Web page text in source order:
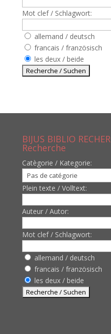
Mot clef / Schlagwort:
allemand / deutsch
francais / französisch
les deux / beide
BIJUS BIBLIO
Recherche
Catègorie / Kategorie:
Plein texte / Volltext:
Auteur / Autor:
Mot clef / Schlagwort:
allemand / deutsch
francais / französisch
les deux / beide